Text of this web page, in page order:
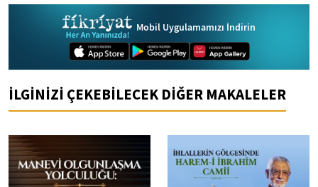
Mobil Uygulamamızı İndirin
İLGİNİZİ ÇEKEBİLECEK DİĞER MAKALELER